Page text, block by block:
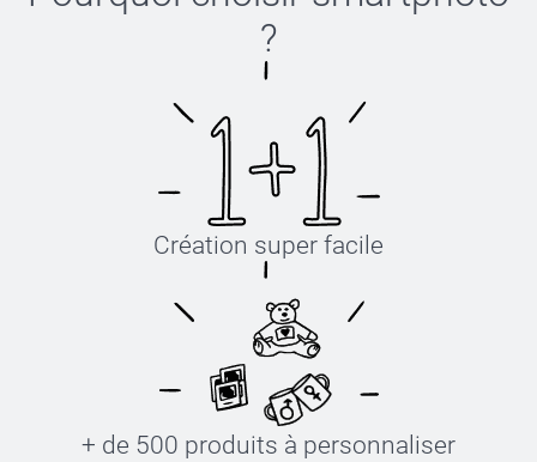
?
Création super facile
+ de 500 produits à personnaliser